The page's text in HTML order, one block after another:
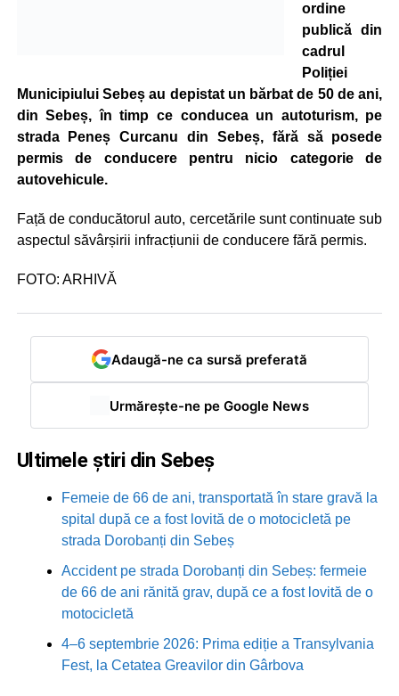
ordine
publică din
cadrul
Poliției
Municipiului Sebeș au depistat un bărbat de 50 de ani,
din Sebeș, în timp ce conducea un autoturism, pe
strada Peneș Curcanu din Sebeș, fără să posede
permis de conducere pentru nicio categorie de
autovehicule.
Față de conducătorul auto, cercetările sunt continuate sub
aspectul săvârșirii infracțiunii de conducere fără permis.
FOTO: ARHIVĂ
Adaugă-ne ca sursă preferată
Urmărește-ne pe Google News
Ultimele știri din Sebeș
Femeie de 66 de ani, transportată în stare gravă la
spital după ce a fost lovită de o motocicletă pe
strada Dorobanți din Sebeș
Accident pe strada Dorobanți din Sebeș: fermeie
de 66 de ani rănită grav, după ce a fost lovită de o
motocicletă
4–6 septembrie 2026: Prima ediție a Transylvania
Fest, la Cetatea Greavilor din Gârbova